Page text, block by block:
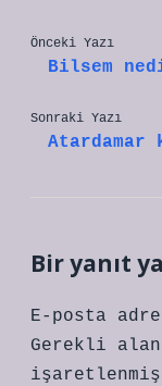
Önceki Yazı
Bilsem
Sonraki Yazı
Bir yanıt
E-posta
Gerekli